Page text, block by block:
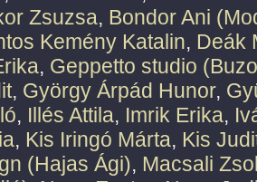
Zsuzsa, Bondor Ani
Kemény Katalin, Deák
, Geppetto studio
, György Árpád Hunor,
, Illés Attila, Imrik Erika,
, Kis Iringó Márta, Kis
(Hajas Ági), Macsali